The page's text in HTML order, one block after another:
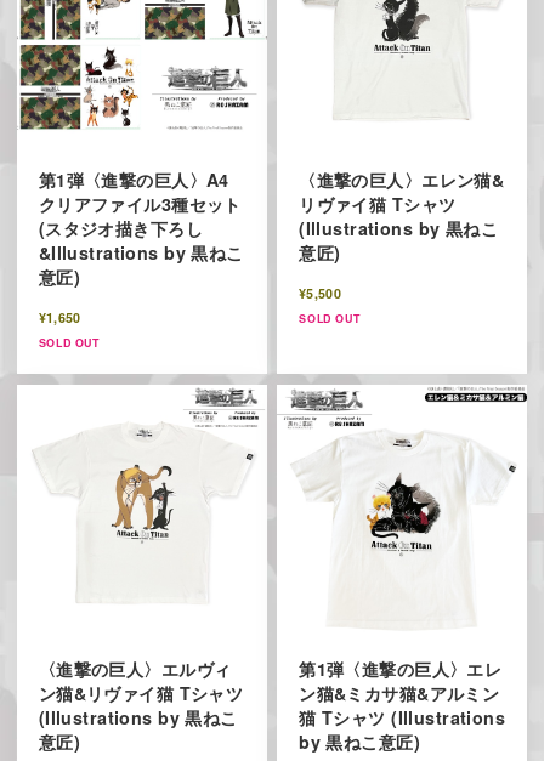
第1弾〈進撃の巨人〉A4
クリアファイル3種セット
(スタジオ描き下ろし
&Illustrations by 黒ねこ
意匠)
¥1,650
SOLD OUT
〈進撃の巨人〉エレン猫&
リヴァイ猫 Tシャツ
(Illustrations by 黒ねこ
意匠)
¥5,500
SOLD OUT
〈進撃の巨人〉エルヴィ
ン猫&リヴァイ猫 Tシャツ
(Illustrations by 黒ねこ
意匠)
第1弾〈進撃の巨人〉エレ
ン猫&ミカサ猫&アルミン
猫 Tシャツ (Illustrations
by 黒ねこ意匠)